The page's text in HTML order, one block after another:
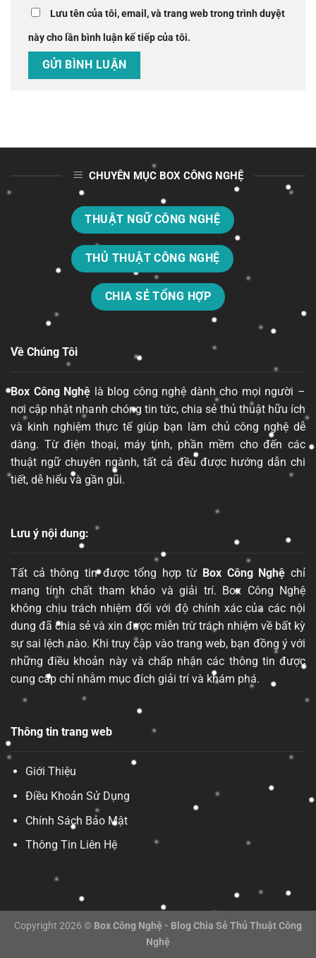
Lưu tên của tôi, email, và trang web trong trình duyệt
này cho lần bình luận kế tiếp của tôi.
CHUYÊN MỤC BOX CÔNG NGHỆ
THUẬT NGỮ CÔNG NGHỆ
THỦ THUẬT CÔNG NGHỆ
CHIA SẺ TỔNG HỢP
Về Chúng Tôi
Box Công Nghệ là blog công nghệ dành cho mọi người –
nơi cập nhật nhanh chóng tin tức, chia sẻ thủ thuật hữu ích
và kinh nghiệm thực tế giúp bạn làm chủ công nghệ dễ
dàng. Từ điện thoại, máy tính, phần mềm cho đến các
thuật ngữ chuyên ngành, tất cả đều được hướng dẫn chi
tiết, dễ hiểu và gần gũi.
Lưu ý nội dung:
Tất cả thông tin được tổng hợp từ Box Công Nghệ chỉ
mang tính chất tham khảo và giải trí. Box Công Nghệ
không chịu trách nhiệm đối với độ chính xác của các nội
dung đã chia sẻ và xin được miễn trừ trách nhiệm về bất kỳ
sự sai lệch nào. Khi truy cập vào trang web, bạn đồng ý với
những điều khoản này và chấp nhận các thông tin được
cung cấp chỉ nhằm mục đích giải trí và khám phá.
Thông tin trang web
Giới Thiệu
Điều Khoản Sử Dụng
Chính Sách Bảo Mật
Thông Tin Liên Hệ
Copyright 2026 © Box Công Nghệ - Blog Chia Sẻ Thủ Thuật Công
Nghệ